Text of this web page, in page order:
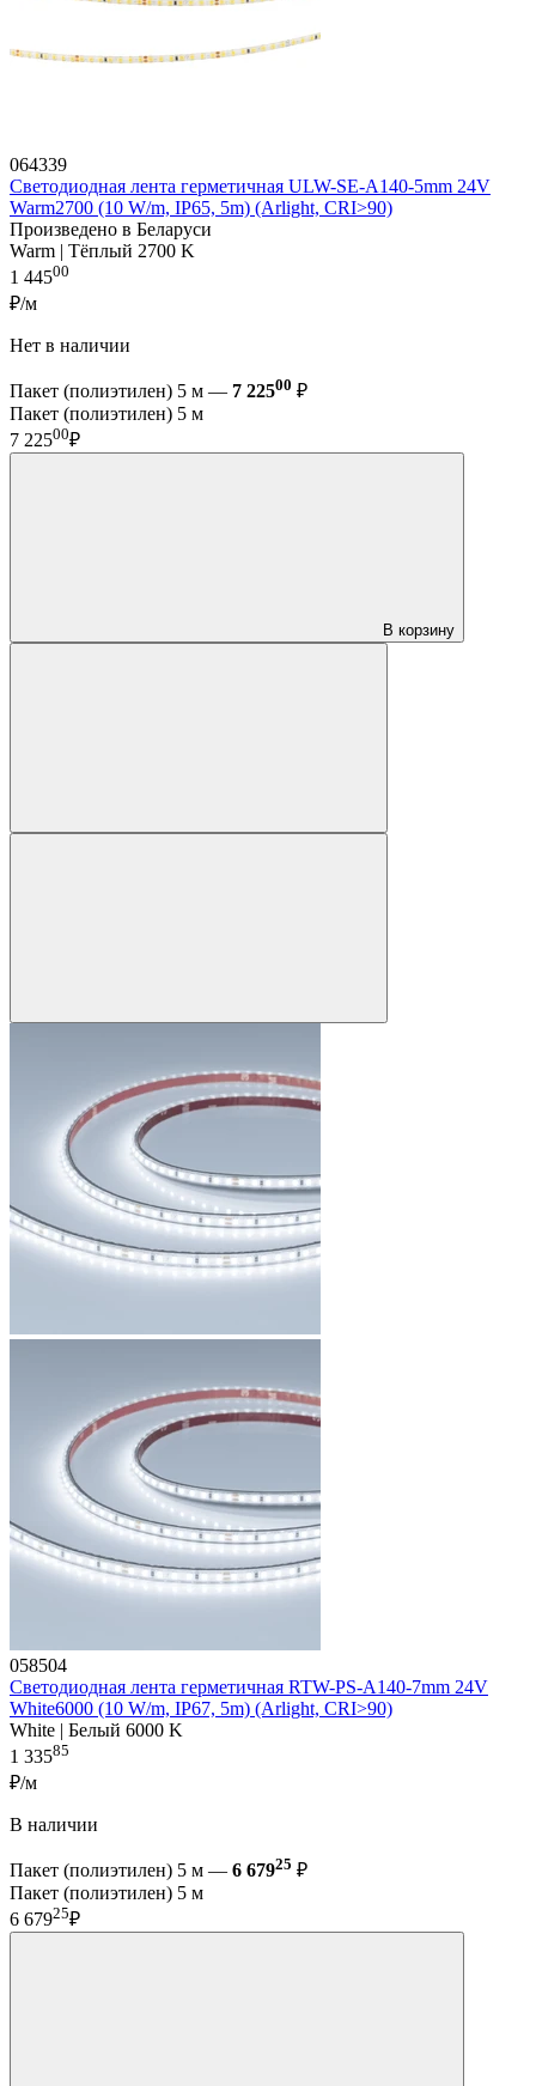
064339
Светодиодная лента герметичная ULW-SE-A140-5mm 24V
Warm2700 (10 W/m, IP65, 5m) (Arlight, CRI>90)
Произведено в Беларуси
Warm | Тёплый 2700 K
1 44500
₽/м
Нет в наличии
Пакет (полиэтилен) 5 м — 7 22500 ₽
Пакет (полиэтилен) 5 м
7 22500₽
В корзину
058504
Светодиодная лента герметичная RTW-PS-A140-7mm 24V
White6000 (10 W/m, IP67, 5m) (Arlight, CRI>90)
White | Белый 6000 K
1 33585
₽/м
В наличии
Пакет (полиэтилен) 5 м — 6 67925 ₽
Пакет (полиэтилен) 5 м
6 67925₽